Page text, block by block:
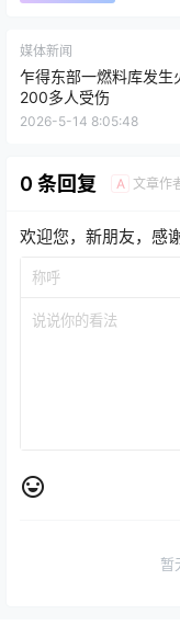
媒体新闻
乍得东部一燃料库发生
200多人受伤
2026-5-14 8:05:48
0 条回复 A 文章作
欢迎您，新朋友，感
暂